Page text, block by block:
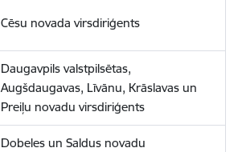
Cēsu novada virsdiriģents
Daugavpils valstpilsētas,
Augšdaugavas, Līvānu, Krāslavas un
Preiļu novadu virsdiriģents
Dobeles un Saldus novadu